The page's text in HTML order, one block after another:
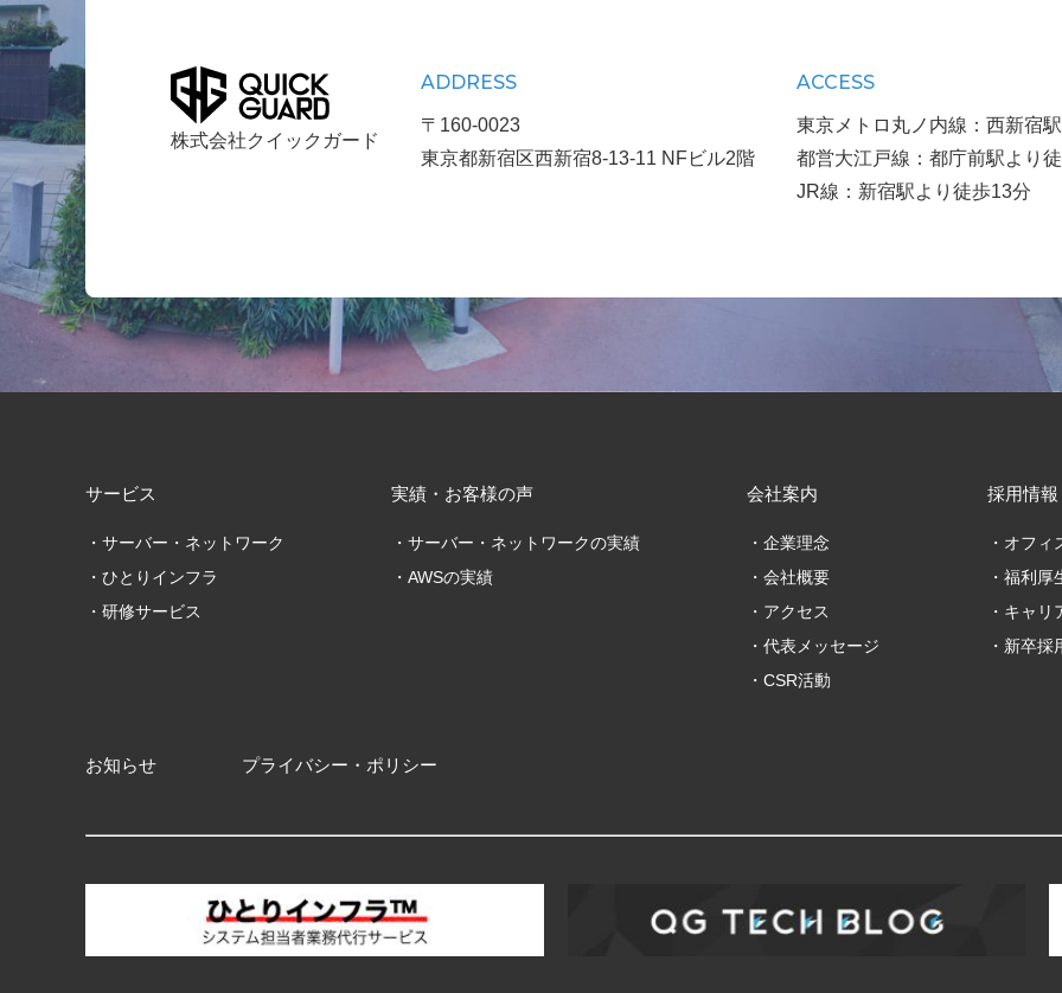
株式会社クイックガード
ADDRESS
〒160-0023
東京都新宿区西新宿8-13-11 NFビル2階
ACCESS
東京メトロ丸ノ内線：西新宿
都営大江戸線：都庁前駅より
JR線：新宿駅より徒歩13分
サービス
サーバー・ネットワーク
ひとりインフラ
研修サービス
実績・お客様の声
サーバー・ネットワークの実績
AWSの実績
会社案内
企業理念
会社概要
アクセス
代表メッセージ
CSR活動
採用情報
オフィ
福利厚
キャリ
新卒採
お知らせ プライバシー・ポリシー